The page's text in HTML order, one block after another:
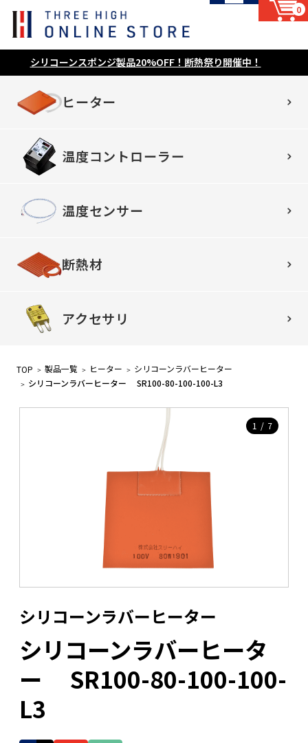
0
シリコーンスポンジ製品20%OFF！断熱祭り開催中！
ヒーター
温度コントローラー
温度センサー
断熱材
アクセサリ
TOP 製品一覧 ヒーター
シリコーンラバーヒーター
シリコーンラバーヒーター SR100-80-100-100-L3
1 / 7
シリコーンラバーヒーター
シリコーンラバーヒータ
ー SR100-80-100-100-
L3